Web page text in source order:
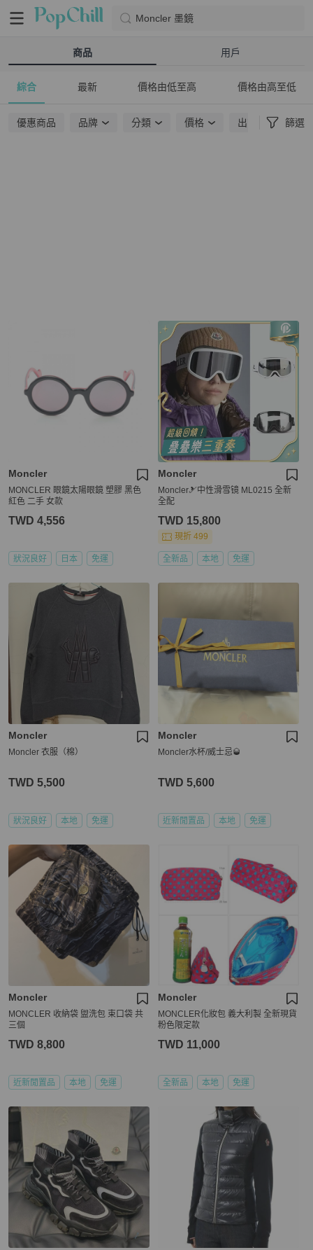
Moncler 墨鏡
商品 用戶
綜合 最新 價格由低至高 價格由高至低
優惠商品 品牌 分類 價格 出貨地點 篩選
Moncler
MONCLER 眼鏡太陽眼鏡 塑膠 黑色
紅色 二手 女款
TWD 4,556
狀況良好 日本 免運
Moncler
Moncler🎿中性滑雪镜 ML0215 全新
全配
TWD 15,800
現折 499
全新品 本地 免運
Moncler
Moncler 衣服（棉）
TWD 5,500
狀況良好 本地 免運
Moncler
Moncler水杯/威士忌🥃
TWD 5,600
近新閒置品 本地 免運
Moncler
MONCLER 收納袋 盥洗包 束口袋 共
三個
TWD 8,800
近新閒置品 本地 免運
Moncler
MONCLER化妝包 義大利製 全新現貨
粉色限定款
TWD 11,000
全新品 本地 免運